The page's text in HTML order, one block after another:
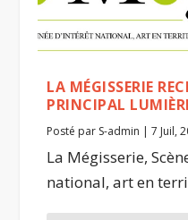
LA MÉGISSERIE
PRINCIPAL
Posté par S-admin |7 Juil,
La Mégisserie,
national, art en